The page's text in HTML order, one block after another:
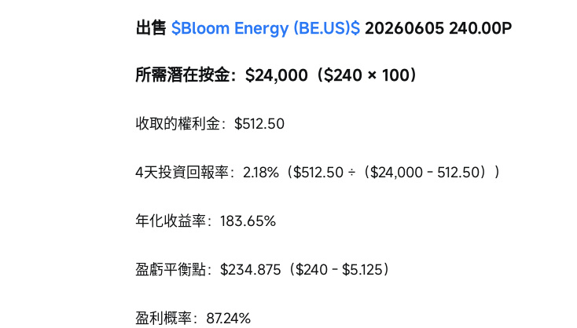
出售 $Bloom Energy (BE.US)$ 20260605 240.00P
所需潛在按金：$24,000（$240 × 100）
收取的權利金：$512.50
4天投資回報率：2.18%（$512.50 ÷（$24,000 - 512.50））
年化收益率：183.65%
盈虧平衡點：$234.875（$240 - $5.125）
盈利概率：87.24%